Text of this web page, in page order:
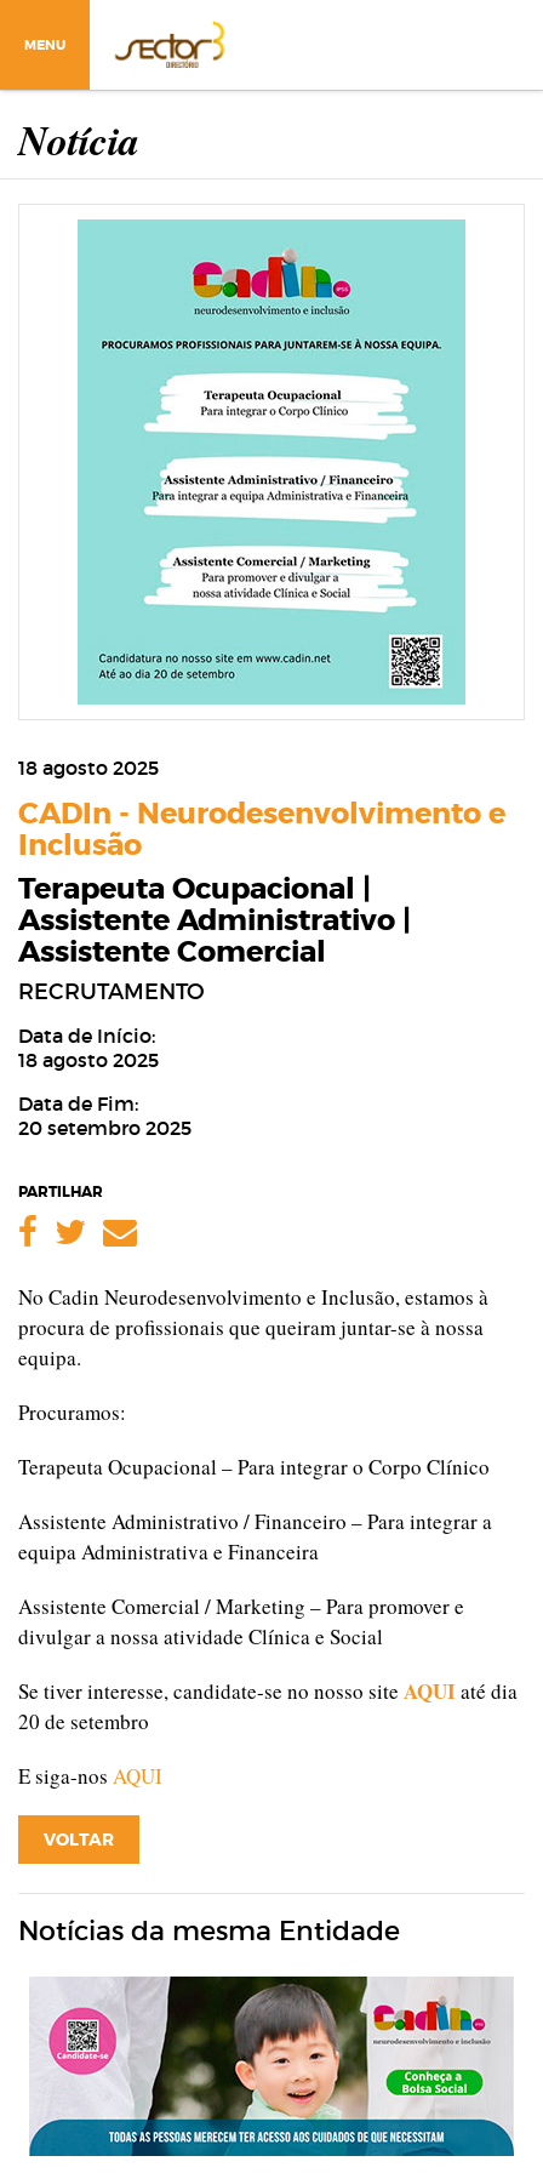
MENU
Notícia
18 agosto 2025
CADIn - Neurodesenvolvimento e
Inclusão
Terapeuta Ocupacional |
Assistente Administrativo |
Assistente Comercial
RECRUTAMENTO
Data de Início:
18 agosto 2025
Data de Fim:
20 setembro 2025
PARTILHAR
Facebook
Twitter
Email
No Cadin Neurodesenvolvimento e Inclusão, estamos à
procura de profissionais que queiram juntar-se à nossa
equipa.
Procuramos:
Terapeuta Ocupacional – Para integrar o Corpo Clínico
Assistente Administrativo / Financeiro – Para integrar a
equipa Administrativa e Financeira
Assistente Comercial / Marketing – Para promover e
divulgar a nossa atividade Clínica e Social
Se tiver interesse, candidate-se no nosso site AQUIaté dia
20 de setembro
E siga-nos AQUI
VOLTAR
Notícias da mesma Entidade